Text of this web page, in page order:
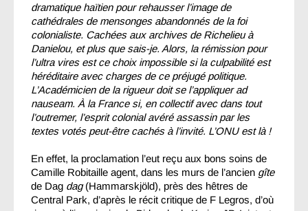
dramatique haïtien pour rehausser l’image de
cathédrales de mensonges abandonnés de la foi
colonialiste. Cachées aux archives de Richelieu à
Danielou, et plus que sais-je. Alors, la rémission pour
l’ultra vires est ce choix impossible si la culpabilité est
héréditaire avec charges de ce préjugé politique.
L’Académicien de la rigueur doit se l’appliquer ad
nauseam. À la France si, en collectif avec dans tout
l’outremer, l’esprit colonial avéré assassin par les
textes votés peut-être cachés à l’invité. L’ONU est là !
En effet, la proclamation l’eut reçu aux bons soins de
Camille Robitaille agent, dans les murs de l’ancien gîte
de Dag dag(Hammarskjöld), près des hêtres de
Central Park, d’après le récit critique de F Legros, d’où